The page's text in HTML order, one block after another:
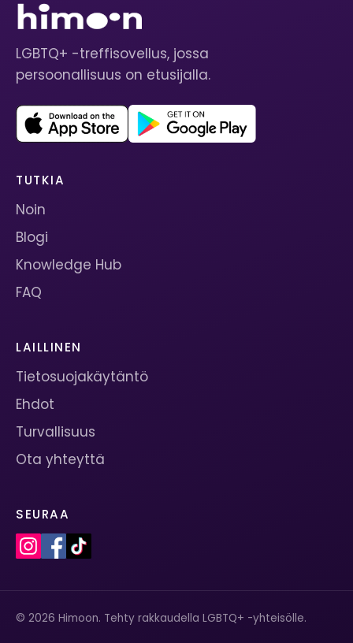
LGBTQ+ -treffisovellus, jossa
persoonallisuus on etusijalla.
TUTKIA
Noin
Blogi
Knowledge Hub
FAQ
LAILLINEN
Tietosuojakäytäntö
Ehdot
Turvallisuus
Ota yhteyttä
SEURAA
© 2026 Himoon. Tehty rakkaudella LGBTQ+ -yhteisölle.